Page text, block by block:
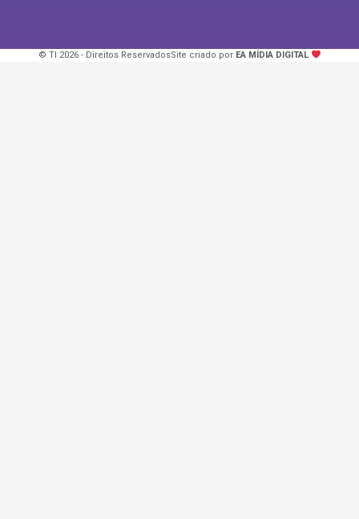
© TI 2026 - Direitos ReservadosSite criado por EA MÍDIA DIGITAL